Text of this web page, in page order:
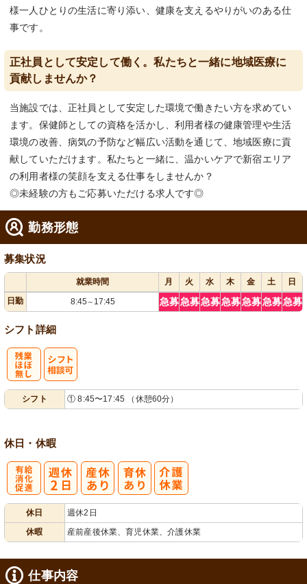
様一人ひとりの生活に寄り添い、健康を支えるやりがいのある仕
事です。
正社員として安定して働く。私たちと一緒に地域医療に
貢献しませんか？
当施設では、正社員として安定した環境で働きたい方を求めてい
ます。保健師としての資格を活かし、利用者様の健康管理や生活
環境の改善、病気の予防など幅広い活動を通じて、地域医療に貢
献していただけます。私たちと一緒に、温かいケアで新宿エリア
の利用者様の笑顔を支える仕事をしませんか？
◎未経験の方もご応募いただける求人です◎
勤務形態
募集状況
就業時間 月 火 水 木 金 土
日
日勤
8:45 ～ 17:45 急募急募急募急募急募急募急募
シフト詳細
シフト ① 8:45〜17:45 （休憩60分）
休日・休暇
休日
週休2日
休暇
産前産後休業、育児休業、介護休業
仕事内容